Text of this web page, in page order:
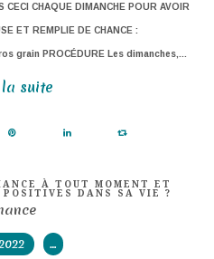
CHAQUE DIMANCHE POUR AVOIR
ET REMPLIE DE CHANCE :
grain PROCÉDURE Les dimanches,...
suite
À TOUT MOMENT ET
POSITIVES DANS SA VIE ?
…